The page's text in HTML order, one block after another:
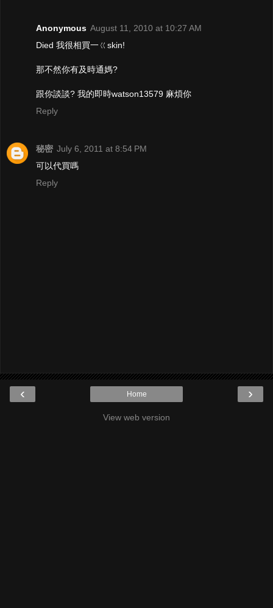
Anonymous August 11, 2010 at 10:27 AM
Died 我很相買一ㄍskin!
那不然你有及時通媽?
跟你談談? 我的即時watson13579 麻煩你
Reply
秘密 July 6, 2011 at 8:54 PM
可以代買嗎
Reply
‹ ›
Home
View web version